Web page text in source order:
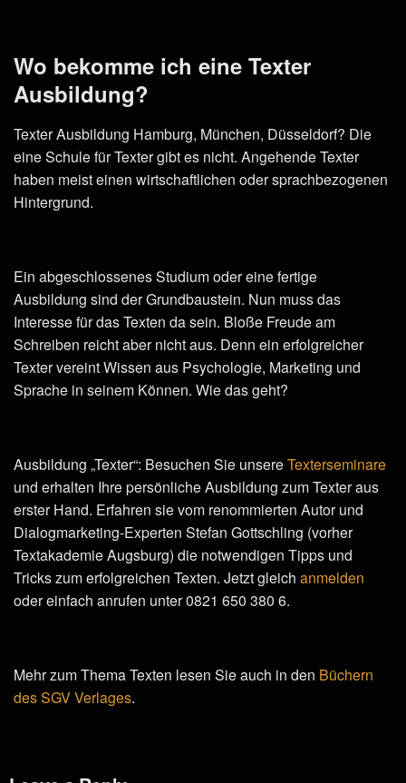
Wo bekomme ich eine Texter
Ausbildung?
Texter Ausbildung Hamburg, München, Düsseldorf? Die
eine Schule für Texter gibt es nicht. Angehende Texter
haben meist einen wirtschaftlichen oder sprachbezogenen
Hintergrund.
Ein abgeschlossenes Studium oder eine fertige
Ausbildung sind der Grundbaustein. Nun muss das
Interesse für das Texten da sein. Bloße Freude am
Schreiben reicht aber nicht aus. Denn ein erfolgreicher
Texter vereint Wissen aus Psychologie, Marketing und
Sprache in seinem Können. Wie das geht?
Ausbildung „Texter“: Besuchen Sie unsereTexterseminare
und erhalten Ihre persönliche Ausbildung zum Texter aus
erster Hand. Erfahren sie vom renommierten Autor und
Dialogmarketing-Experten Stefan Gottschling (vorher
Textakademie Augsburg) die notwendigen Tipps und
Tricks zum erfolgreichen Texten. Jetzt gleich anmelden
oder einfach anrufen unter 0821 650 380 6.
Mehr zum Thema Texten lesen Sie auch in den Büchern
des SGV Verlages.